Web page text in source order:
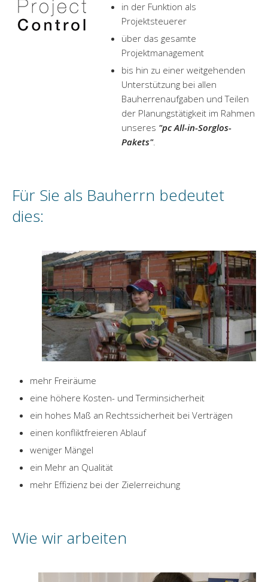
in der Funktion als
Projektsteuerer
über das gesamte
Projektmanagement
bis hin zu einer weitgehenden
Unterstützung bei allen
Bauherrenaufgaben und Teilen
der Planungstätigkeit im Rahmen
unseres "pc All-in-Sorglos-
Pakets".
Für Sie als Bauherrn bedeutet
dies:
mehr Freiräume
eine höhere Kosten- und Terminsicherheit
ein hohes Maß an Rechtssicherheit bei Verträgen
einen konfliktfreieren Ablauf
weniger Mängel
ein Mehr an Qualität
mehr Effizienz bei der Zielerreichung
Wie wir arbeiten